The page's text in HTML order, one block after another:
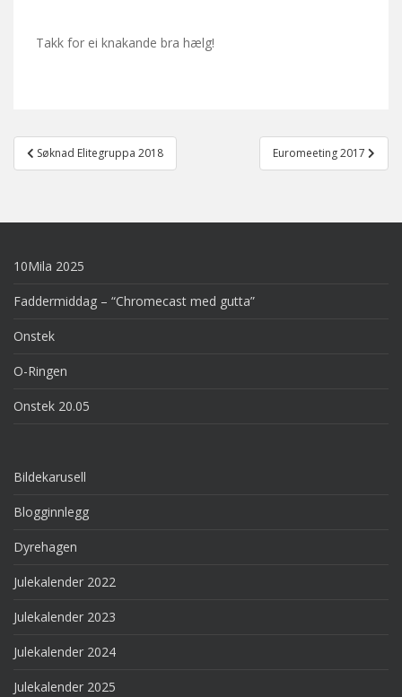
Takk for ei knakande bra hælg!
Post
navigation
Søknad Elitegruppa 2018 Euromeeting 2017
10Mila 2025
Faddermiddag – “Chromecast med gutta”
Onstek
O-Ringen
Onstek 20.05
Bildekarusell
Blogginnlegg
Dyrehagen
Julekalender 2022
Julekalender 2023
Julekalender 2024
Julekalender 2025